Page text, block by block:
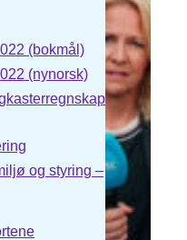
(bokmål)
(nynorsk)
og styring –